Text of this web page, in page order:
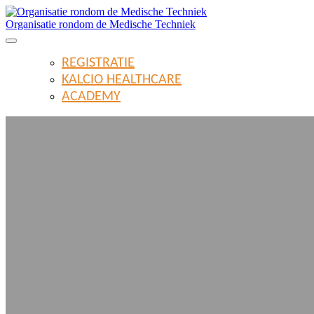
Organisatie rondom de Medische Techniek
REGISTRATIE
KALCIO HEALTHCARE
ACADEMY